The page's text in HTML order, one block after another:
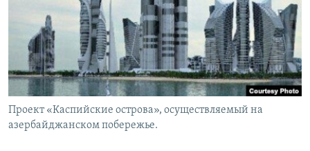
Проект «Каспийские острова», осуществляемый на
азербайджанском побережье.